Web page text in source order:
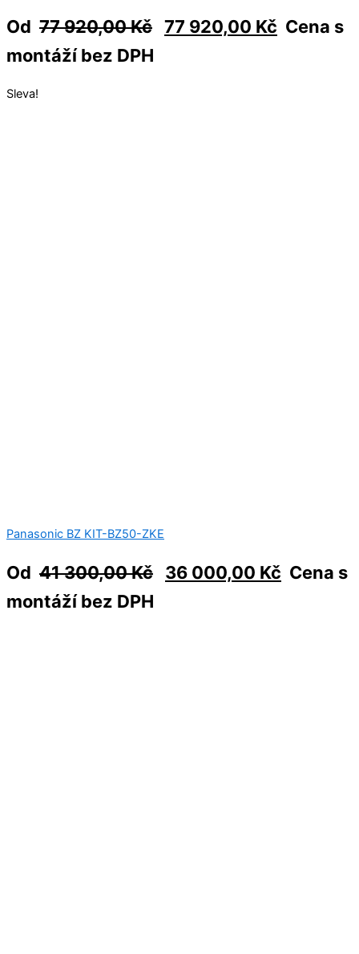
Od 77 920,00Kč 77 920,00 Kč Cena s
montáží bez DPH
Sleva!
Panasonic BZ KIT-BZ50-ZKE
Od 41 300,00Kč 36 000,00 Kč Cena s
montáží bez DPH